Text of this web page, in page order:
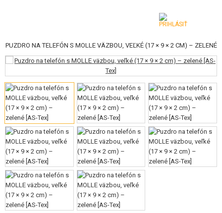
KATEGÓRIE
VZDUCHOVÉ ZBRANE, PRAKY
GRANÁTOMETY, GRANÁTY
GULIČKY, PLYN
AKUMULÁTORY, NABÍJAČKY
ZÁSOBNÍKY, PLNIČKY
OKULIARE, MASKY
PUZDRO NA TELEFÓN S MOLLE VÄZBOU, VEĽKÉ (17 × 9 × 2 CM) – ZELENÉ